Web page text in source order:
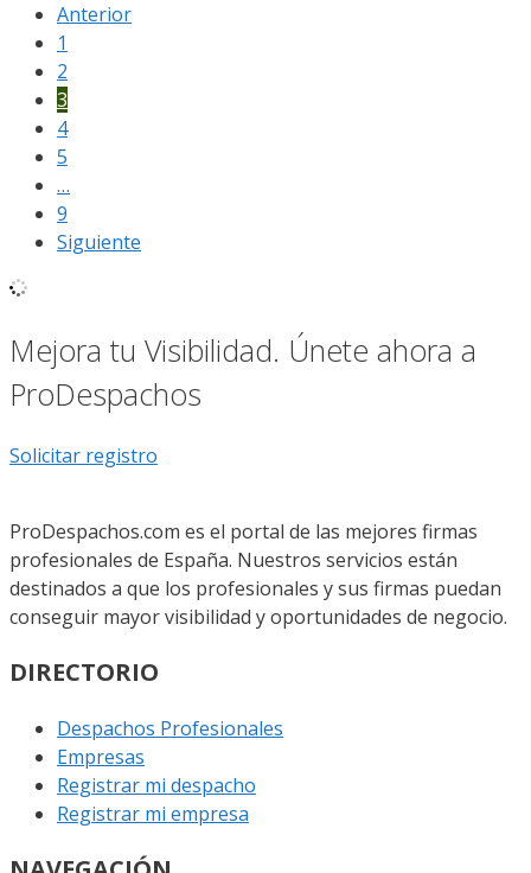
Anterior
1
2
3
4
5
…
9
Siguiente
Mejora tu Visibilidad. Únete ahora a
ProDespachos
Solicitar registro
ProDespachos.com es el portal de las mejores firmas
profesionales de España. Nuestros servicios están
destinados a que los profesionales y sus firmas puedan
conseguir mayor visibilidad y oportunidades de negocio.
DIRECTORIO
Despachos Profesionales
Empresas
Registrar mi despacho
Registrar mi empresa